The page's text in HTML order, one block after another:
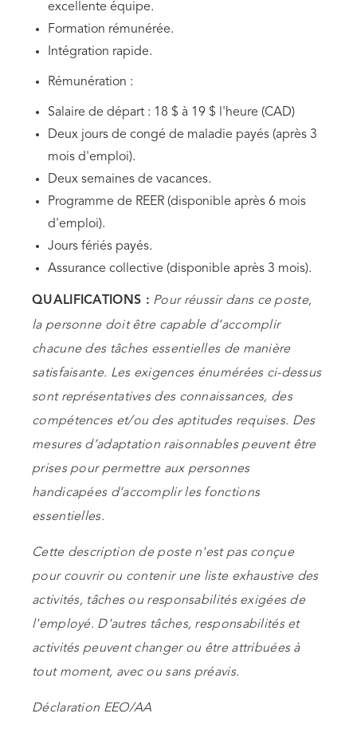
excellente équipe.
Formation rémunérée.
Intégration rapide.
Rémunération :
Salaire de départ : 18 $ à 19 $ l'heure (CAD)
Deux jours de congé de maladie payés (après 3
mois d'emploi).
Deux semaines de vacances.
Programme de REER (disponible après 6 mois
d'emploi).
Jours fériés payés.
Assurance collective (disponible après 3 mois).
QUALIFICATIONS : Pour réussir dans ce poste,
la personne doit être capable d’accomplir
chacune des tâches essentielles de manière
satisfaisante. Les exigences énumérées ci-dessus
sont représentatives des connaissances, des
compétences et/ou des aptitudes requises. Des
mesures d’adaptation raisonnables peuvent être
prises pour permettre aux personnes
handicapées d’accomplir les fonctions
essentielles.
Cette description de poste n'est pas conçue
pour couvrir ou contenir une liste exhaustive des
activités, tâches ou responsabilités exigées de
l'employé. D'autres tâches, responsabilités et
activités peuvent changer ou être attribuées à
tout moment, avec ou sans préavis.
Déclaration EEO/AA